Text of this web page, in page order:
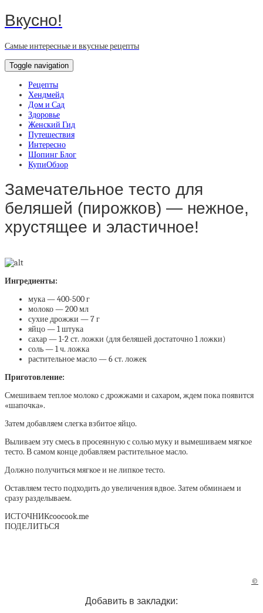
Вкусно!
Самые интересные и вкусные рецепты
Toggle navigation
Рецепты
Хендмейд
Дом и Сад
Здоровье
Женский Гид
Путешествия
Интересно
Шопинг Блог
КупиОбзор
Замечательное тесто для
беляшей (пирожков) — нежное,
хрустящее и эластичное!
Ингредиенты:
мука — 400-500 г
молоко — 200 мл
сухие дрожжи — 7 г
яйцо — 1 штука
сахар — 1-2 ст. ложки (для беляшей достаточно 1 ложки)
соль — 1 ч. ложка
растительное масло — 6 ст. ложек
Приготовление:
Смешиваем теплое молоко с дрожжами и сахаром, ждем пока появится
«шапочка».
Затем добавляем слегка взбитое яйцо.
Выливаем эту смесь в просеянную с солью муку и вымешиваем мягкое
тесто. В самом конце добавляем растительное масло.
Должно получиться мягкое и не липкое тесто.
Оставляем тесто подходить до увеличения вдвое. Затем обминаем и
сразу разделываем.
ИСТОЧНИКcoocook.me
ПОДЕЛИТЬСЯ
©
Добавить в закладки: